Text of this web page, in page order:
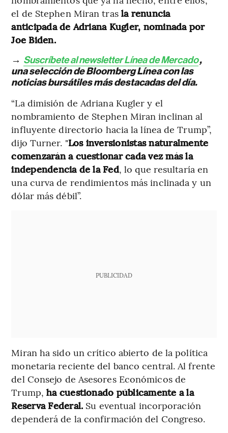
el de Stephen Miran tras la renuncia
anticipada de Adriana Kugler, nominada por
Joe Biden.
→ Suscríbete al newsletter Línea de Mercado,
una selección de Bloomberg Línea con las
noticias bursátiles más destacadas del día.
“La dimisión de Adriana Kugler y el
nombramiento de Stephen Miran inclinan al
influyente directorio hacia la línea de Trump”,
dijo Turner. "Los inversionistas naturalmente
comenzarán a cuestionar cada vez más la
independencia de la Fed, lo que resultaría en
una curva de rendimientos más inclinada y un
dólar más débil”.
PUBLICIDAD
Miran ha sido un crítico abierto de la política
monetaria reciente del banco central. Al frente
del Consejo de Asesores Económicos de
Trump,ha cuestionado públicamente a la
Reserva Federal. Su eventual incorporación
dependerá de la confirmación del Congreso.